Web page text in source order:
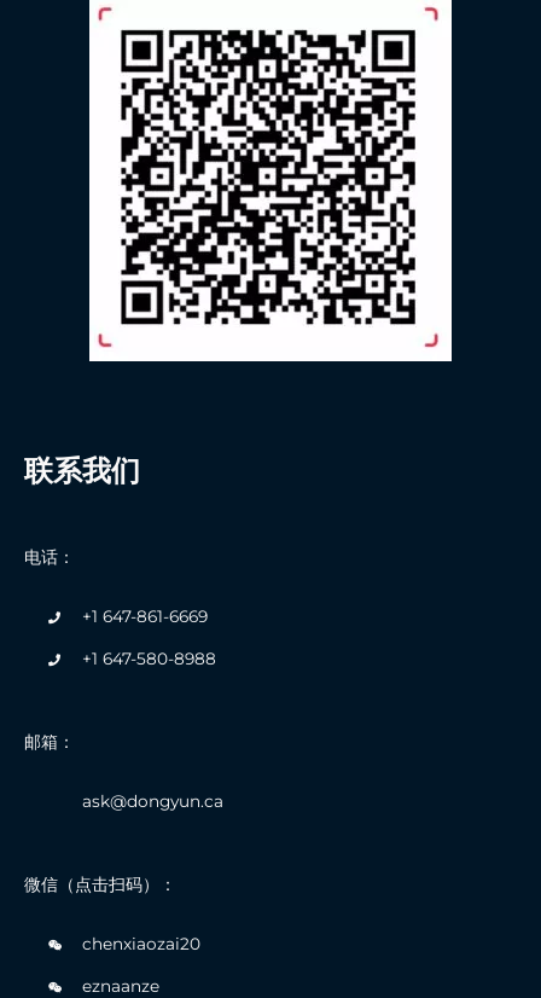
联系我们
电话：
+1 647-861-6669
+1 647-580-8988
邮箱：
ask@dongyun.ca
微信（点击扫码）：
chenxiaozai20
eznaanze